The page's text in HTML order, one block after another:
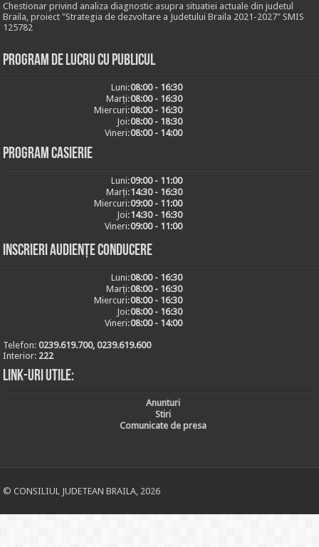
Chestionar privind analiza diagnostic asupra situatiei actuale din judetul
Braila, proiect "Strategia de dezvoltare a Judetului Braila 2021-2027" SMIS
125782
Program de lucru cu publicul
Luni:08:00 - 16:30
Marți:08:00 - 16:30
Miercuri:08:00 - 16:30
Joi:08:00 - 18:30
Vineri:08:00 - 14:00
Program casierie
Luni:09:00 - 11:00
Marți:14:30 - 16:30
Miercuri:09:00 - 11:00
Joi:14:30 - 16:30
Vineri:09:00 - 11:00
Inscrieri audiențe conducere
Luni:08:00 - 16:30
Marți:08:00 - 16:30
Miercuri:08:00 - 16:30
Joi:08:00 - 16:30
Vineri:08:00 - 14:00
Telefon:0239.619.700, 0239.619.600
Interior: 222
Link-uri utile:
Anunturi
Stiri
Comunicate de presa
© CONSILIUL JUDETEAN BRAILA, 2026